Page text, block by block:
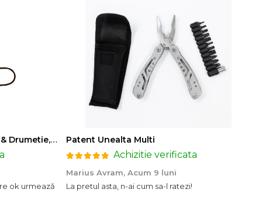
Toporisca Hatchet, Camping & Drumetie, Forjat Manual, Otel Carbon, Maner Lemn Frasin, 24 cm
ok urmează
Patent Unealta Multi
Achizitie verificata
Marius Avram, Acum 9 luni
La pretul asta, n-ai cum sa-l ratezi!